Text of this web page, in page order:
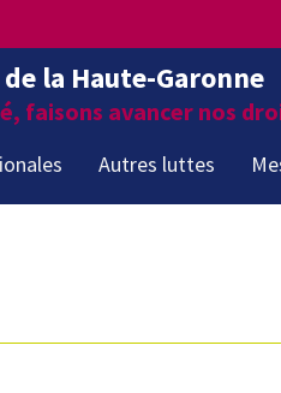
la Haute-Garonne
faisons avancer nos
Autres luttes